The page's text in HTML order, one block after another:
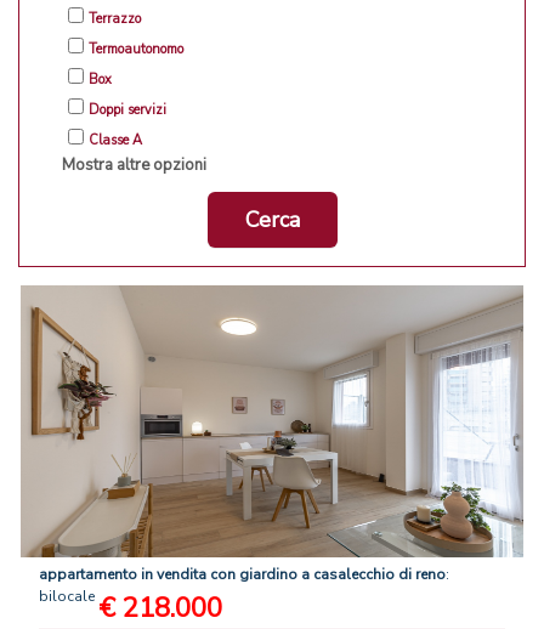
Terrazzo
Termoautonomo
Box
Doppi servizi
Classe A
Mostra altre opzioni
Cerca
appartamento invendita con giardino a casalecchio di reno:
bilocale € 218.000